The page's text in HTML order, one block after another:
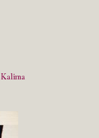
Kalima